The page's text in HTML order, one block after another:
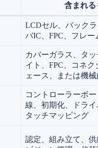
含まれる
LCDセル、バック
バIC、FPC、フレ
カバーガラス、タ
イト、FPC、コネ
ェース、または機
コントローラーボ
線、初期化、ドラ
タッチマッピング
認定、組み立て、